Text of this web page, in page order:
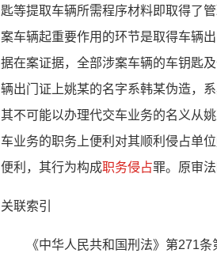
匙等提取车辆所需程序材料即取得了
案车辆起重要作用的环节是取得车辆
据在案证据，全部涉案车辆的车钥匙
辆出门证上姚某的名字系韩某伪造，
其不可能以办理代交车业务的名义从
车业务的职务上便利对其顺利侵占单
便利，其行为构成职务侵占罪。原审
关联索引
《中华人民共和国刑法》第271条